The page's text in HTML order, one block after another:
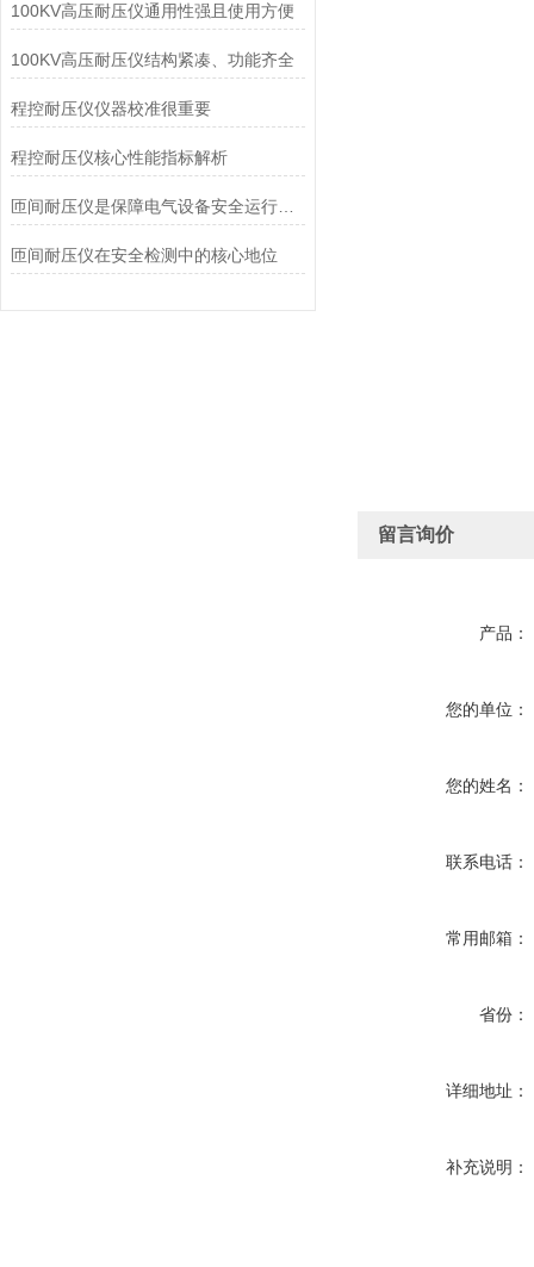
100KV高压耐压仪通用性强且使用方便
100KV高压耐压仪结构紧凑、功能齐全
程控耐压仪仪器校准很重要
程控耐压仪核心性能指标解析
匝间耐压仪是保障电气设备安全运行的守护者
匝间耐压仪在安全检测中的核心地位
留言询价
产品：
您的单位：
您的姓名：
联系电话：
常用邮箱：
省份：
详细地址：
补充说明：